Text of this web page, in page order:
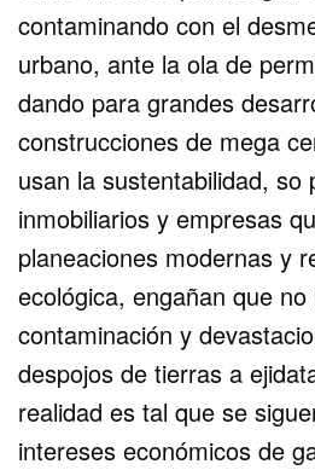
contaminando con el
urbano, ante la ola de
dando para grandes
construcciones de mega
usan la sustentabilidad, so
inmobiliarios y empresas
planeaciones modernas y
ecológica, engañan que
contaminación y
despojos de tierras a
realidad es tal que se
intereses económicos de